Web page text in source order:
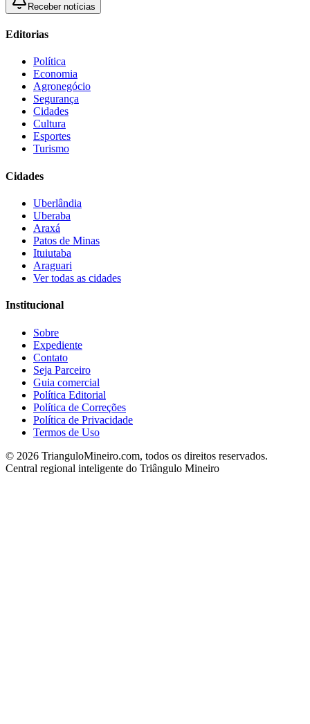
Receber notícias
Editorias
Política
Economia
Agronegócio
Segurança
Cidades
Cultura
Esportes
Turismo
Cidades
Uberlândia
Uberaba
Araxá
Patos de Minas
Ituiutaba
Araguari
Ver todas as cidades
Institucional
Sobre
Expediente
Contato
Seja Parceiro
Guia comercial
Política Editorial
Política de Correções
Política de Privacidade
Termos de Uso
© 2026 TrianguloMineiro.com, todos os direitos reservados.
Central regional inteligente do Triângulo Mineiro